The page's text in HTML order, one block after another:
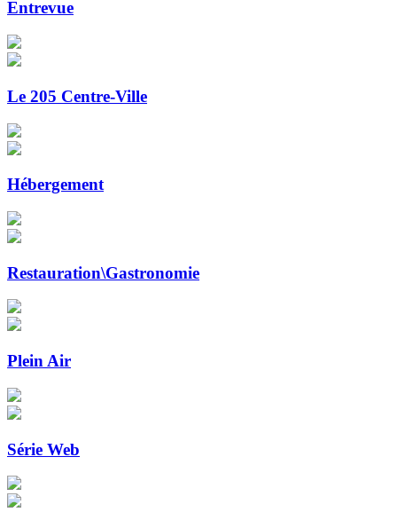
Entrevue
Le 205 Centre-Ville
Hébergement
Restauration\Gastronomie
Plein Air
Série Web